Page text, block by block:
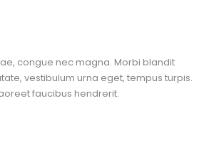
congue nec magna. Morbi blandit
vestibulum urna eget, tempus turpis.
faucibus hendrerit.